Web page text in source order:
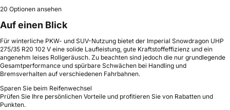
20 Optionen ansehen
Auf einen Blick
Für winterliche PKW- und SUV-Nutzung bietet der Imperial Snowdragon UHP
275/35 R20 102 V eine solide Laufleistung, gute Kraftstoffeffizienz und ein
angenehm leises Rollgeräusch. Zu beachten sind jedoch die nur grundlegende
Gesamtperformance und spürbare Schwächen bei Handling und
Bremsverhalten auf verschiedenen Fahrbahnen.
Sparen Sie beim Reifenwechsel
Prüfen Sie Ihre persönlichen Vorteile und profitieren Sie von Rabatten und
Punkten.